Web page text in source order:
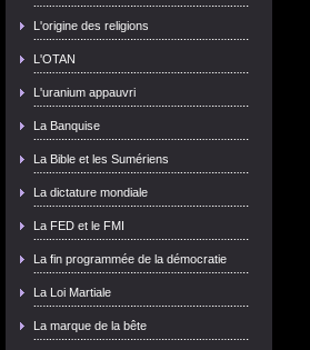
L'origine des religions
L'OTAN
L'uranium appauvri
La Banquise
La Bible et les Sumériens
La dictature mondiale
La FED et le FMI
La fin programmée de la démocratie
La Loi Martiale
La marque de la bête